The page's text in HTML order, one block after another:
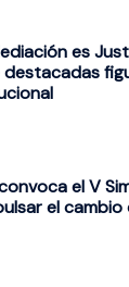
es
el V
el